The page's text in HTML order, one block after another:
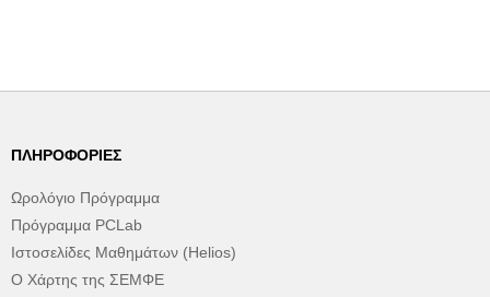
ΠΛΗΡΟΦΟΡΊΕΣ
Ωρολόγιο Πρόγραμμα
Πρόγραμμα PCLab
Ιστοσελίδες Μαθημάτων (Helios)
Ο Χάρτης της ΣΕΜΦΕ